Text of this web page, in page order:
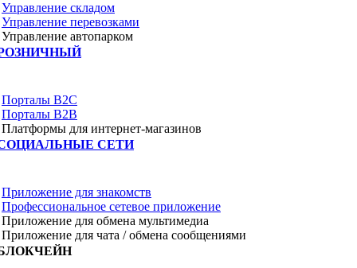
Управление складом
Управление перевозками
Управление автопарком
Порталы B2C
Порталы B2B
Платформы для интернет-магазинов
СЕТИ
Приложение для знакомств
Профессиональное сетевое приложение
Приложение для обмена мультимедиа
Приложение для чата / обмена сообщениями